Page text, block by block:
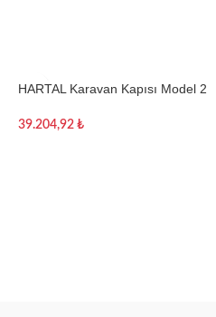
HARTAL Karavan Kapısı Model 2
39.204,92 ₺